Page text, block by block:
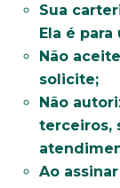
Sua
Ela é para
Não
solicite;
Não
terceiros,
Ao